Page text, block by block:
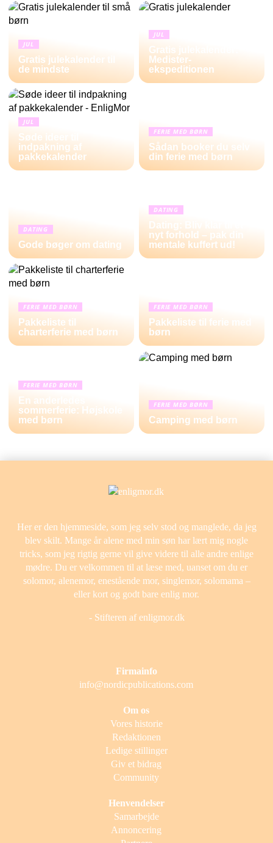
JUL
Gratis julekalender til
de mindste
JUL
Gratis julekalender:
Medister-
ekspeditionen
JUL
Søde ideer til
indpakning af
pakkekalender
FERIE MED BØRN
Sådan booker du selv
din ferie med børn
DATING
Gode bøger om dating
DATING
Dating: Bliv klar til et
nyt forhold – pak din
mentale kuffert ud!
FERIE MED BØRN
Pakkeliste til
charterferie med børn
FERIE MED BØRN
Pakkeliste til ferie med
børn
FERIE MED BØRN
En anderledes
sommerferie: Højskole
med børn
FERIE MED BØRN
Camping med børn
Her er den hjemmeside, som jeg selv stod og manglede, da jeg
blev skilt. Mange år alene med min søn har lært mig nogle
tricks, som jeg rigtig gerne vil give videre til alle andre enlige
mødre. Du er velkommen til at læse med, uanset om du er
solomor, alenemor, enestående mor, singlemor, solomama –
eller kort og godt bare enlig mor.
- Stifteren af enligmor.dk
Firmainfo
info@nordicpublications.com
Om os
Vores historie
Redaktionen
Ledige stillinger
Giv et bidrag
Community
Henvendelser
Samarbejde
Annoncering